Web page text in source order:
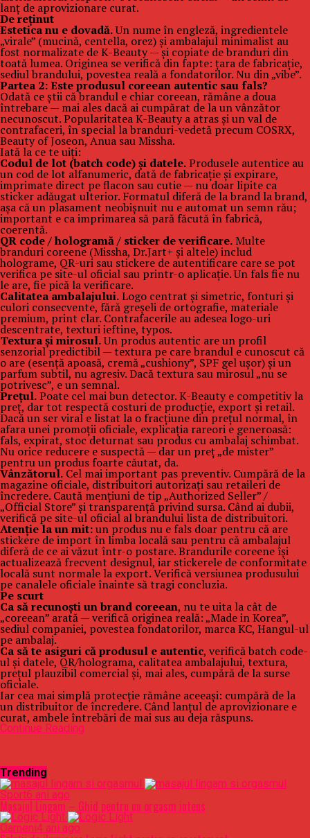
lanț de aprovizionare curat.
De reținut
Estetica nu e dovadă.Un nume în engleză, ingredientele
„virale” (mucină, centella, orez) și ambalajul minimalist au
fost normalizate de K-Beauty — și copiate de branduri din
toată lumea. Originea se verifică din fapte: țara de fabricație,
sediul brandului, povestea reală a fondatorilor. Nu din „vibe”.
Partea 2: Este produsul coreean autentic sau fals?
Odată ce știi că brandul e chiar coreean, rămâne a doua
întrebare — mai ales dacă ai cumpărat de la un vânzător
necunoscut. Popularitatea K-Beauty a atras și un val de
contrafaceri, în special la branduri-vedetă precum COSRX,
Beauty of Joseon, Anua sau Missha.
Iată la ce te uiți:
Codul de lot (batch code) și datele.Produsele autentice au
un cod de lot alfanumeric, dată de fabricație și expirare,
imprimate direct pe flacon sau cutie — nu doar lipite ca
sticker adăugat ulterior. Formatul diferă de la brand la brand,
așa că un plasament neobișnuit nu e automat un semn rău;
important e ca imprimarea să pară făcută în fabrică,
coerentă.
QR code / hologramă / sticker de verificare.Multe
branduri coreene (Missha, Dr.Jart+ și altele) includ
holograme, QR-uri sau stickere de autentificare care se pot
verifica pe site-ul oficial sau printr-o aplicație. Un fals fie nu
le are, fie pică la verificare.
Calitatea ambalajului.Logo centrat și simetric, fonturi și
culori consecvente, fără greșeli de ortografie, materiale
premium, print clar. Contrafacerile au adesea logo-uri
descentrate, texturi ieftine, typos.
Textura și mirosul.Un produs autentic are un profil
senzorial predictibil — textura pe care brandul e cunoscut că
o are (esență apoasă, cremă „cushiony”, SPF gel ușor) și un
parfum subtil, nu agresiv. Dacă textura sau mirosul „nu se
potrivesc”, e un semnal.
Prețul.Poate cel mai bun detector. K-Beauty e competitiv la
preț, dar tot respectă costuri de producție, export și retail.
Dacă un ser viral e listat la o fracțiune din prețul normal, în
afara unei promoții oficiale, explicația rareori e generoasă:
fals, expirat, stoc deturnat sau produs cu ambalaj schimbat.
Nu orice reducere e suspectă — dar un preț „de mister”
pentru un produs foarte căutat, da.
Vânzătorul. Cel mai important pas preventiv. Cumpără de la
magazine oficiale, distribuitori autorizați sau retaileri de
încredere. Caută mențiuni de tip „Authorized Seller” /
„Official Store” și transparență privind sursa. Când ai dubii,
verifică pe site-ul oficial al brandului lista de distribuitori.
Atenție la un mit:un produs nu e fals doar pentru că are
stickere de import în limba locală sau pentru că ambalajul
diferă de ce ai văzut într-o postare. Brandurile coreene își
actualizează frecvent designul, iar stickerele de conformitate
locală sunt normale la export. Verifică versiunea produsului
pe canalele oficiale înainte să tragi concluzia.
Pe scurt
Ca să recunoști un brand coreean, nu te uita la cât de
„coreean” arată — verifică originea reală: „Made in Korea”,
sediul companiei, povestea fondatorilor, marca KC, Hangul-ul
pe ambalaj.
Ca să te asiguri că produsul e autentic, verifică batch code-
ul și datele, QR/holograma, calitatea ambalajului, textura,
prețul plauzibil comercial și, mai ales, cumpără de la surse
oficiale.
Iar cea mai simplă protecție rămâne aceeași: cumpără de la
un distribuitor de încredere. Când lanțul de aprovizionare e
curat, ambele întrebări de mai sus au deja răspuns.
Continue Reading
Trending
Sport6 ani ago
Masajul Lingam – Ghid pentru un orgasm intens
Oameni4 ani ago